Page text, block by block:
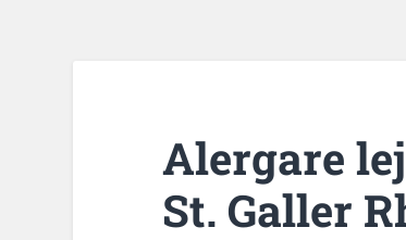
Alergare
St. Galler